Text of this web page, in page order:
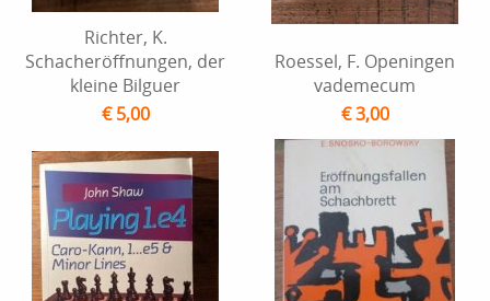
Richter, K.
Schacheröffnungen, der
kleine Bilguer
€ 5,00
Roessel, F. Openingen
vademecum
€ 3,00